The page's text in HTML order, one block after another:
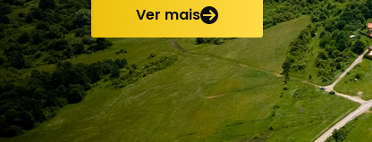
Ver mais